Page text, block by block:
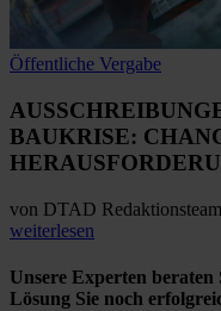
Öffentliche Vergabe
BAUKRISE:
von DTAD Redaktionsteam
weiterlesen
Unsere Experten beraten
Lösung Sie noch